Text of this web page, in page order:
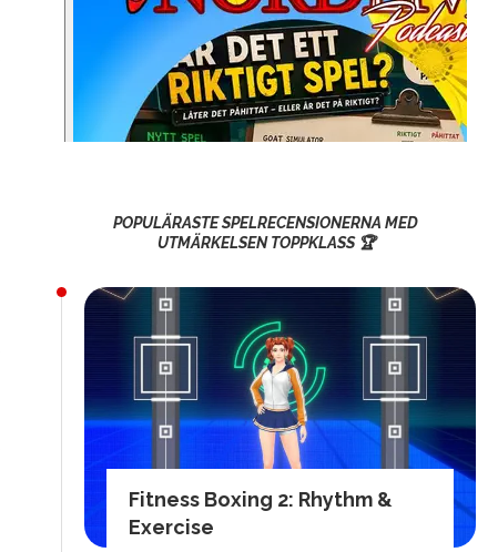
POPULÄRASTE SPELRECENSIONERNA MED
UTMÄRKELSEN TOPPKLASS 🏆
Fitness Boxing 2: Rhythm &
Exercise